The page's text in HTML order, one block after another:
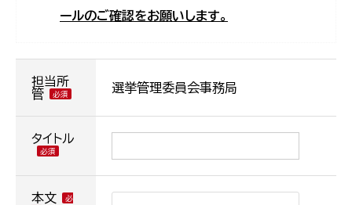
ールのご確認をお願いします。
担当所
管
選挙管理委員会事務局
タイトル
本文